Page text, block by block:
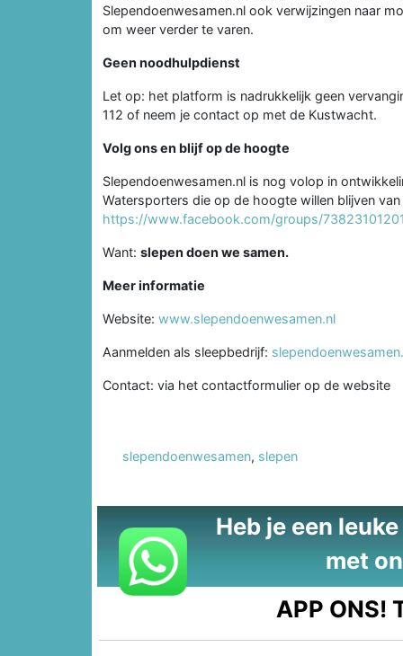
Slependoenwesamen.nl ook verwijzingen naar
om weer verder te varen.
Geen noodhulpdienst
Let op: het platform is nadrukkelijk geen
112 of neem je contact op met de Kustwacht.
Volg ons en blijf op de hoogte
Slependoenwesamen.nl is nog volop in
Watersporters die op de hoogte willen blijven
https://www.facebook.com/groups/
Want: slepen doen we samen.
Meer informatie
Website: www.slependoenwesamen.nl
Aanmelden als sleepbedrijf:
Contact: via het contactformulier op de website
slependoenwesamen, slepen
Heb je een
met
APP ONS!